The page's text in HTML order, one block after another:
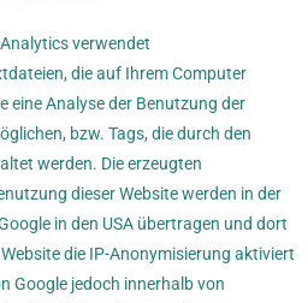
verwendet
die auf Ihrem Computer
eine Analyse der Benutzung der
bzw. Tags, die durch den
werden. Die erzeugten
dieser Website werden in der
in den USA übertragen und dort
die IP-Anonymisierung aktiviert
Google jedoch innerhalb von